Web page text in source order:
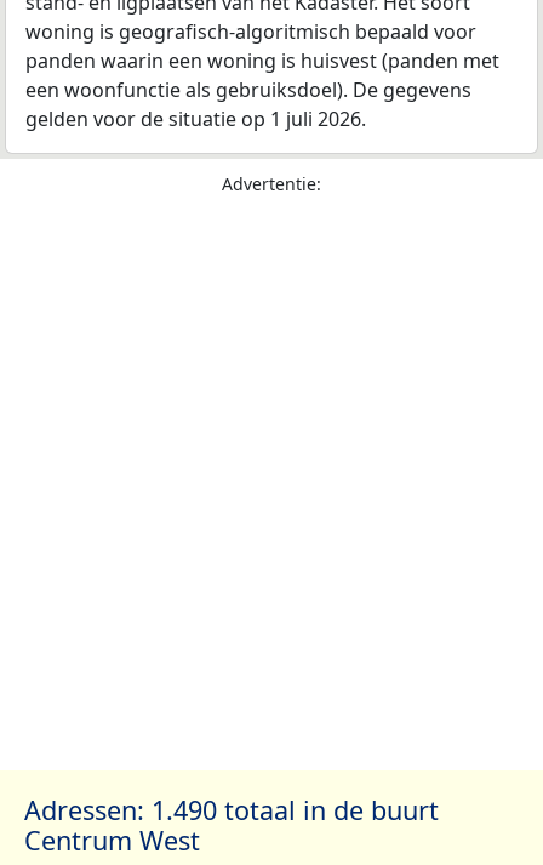
woning is geografisch-algoritmisch bepaald voor
panden waarin een woning is huisvest (panden met
een woonfunctie als gebruiksdoel). De gegevens
gelden voor de situatie op 1 juli 2026.
Advertentie:
Adressen: 1.490 totaal in de buurt
Centrum West